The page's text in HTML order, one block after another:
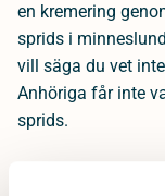
en kremering
sprids i
vill säga du vet
Anhöriga får inte
sprids.
–